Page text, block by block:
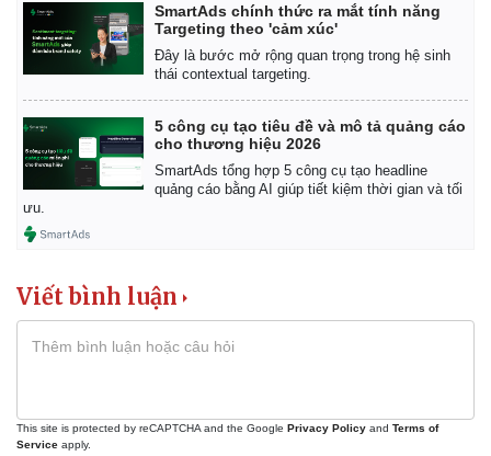
Thể thao
Bóng đá
Lịch thi đấu bóng đá
Thế giới thể thao
Hậu trường
Ô tô - Xe máy
Ô tô
Xe máy
Tư vấn
SmartAds chính thức ra mắt tính năng
Targeting theo 'cảm xúc'
Đây là bước mở rộng quan trọng trong hệ sinh
thái contextual targeting.
5 công cụ tạo tiêu đề và mô tả quảng cáo
cho thương hiệu 2026
SmartAds tổng hợp 5 công cụ tạo headline
quảng cáo bằng AI giúp tiết kiệm thời gian và tối
ưu.
Viết bình luận
This site is protected by reCAPTCHA and the Google Privacy Policy and Terms of
Service apply.